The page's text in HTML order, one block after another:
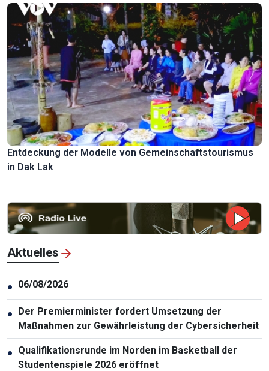
Entdeckung der Modelle von Gemeinschaftstourismus
in Dak Lak
Aktuelles
● 06/08/2026
● Der Premierminister fordert Umsetzung der
Maßnahmen zur Gewährleistung der Cybersicherheit
● Qualifikationsrunde im Norden im Basketball der
Studentenspiele 2026 eröffnet